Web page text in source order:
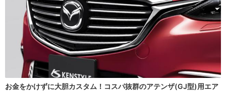
お金をかけずに大胆カスタム！コスパ抜群のアテンザ(GJ型)用エア